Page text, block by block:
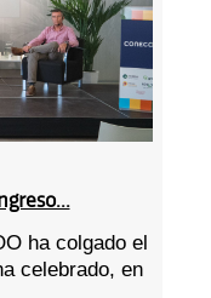
ha colgado el
celebrado, en